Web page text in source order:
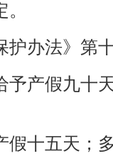
护办法》第
予产假九十
假十五天；